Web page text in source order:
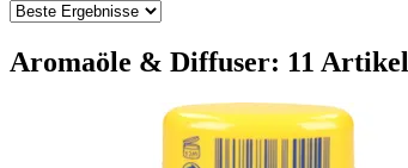
Aromaöle & Diffuser: 11 Artikel